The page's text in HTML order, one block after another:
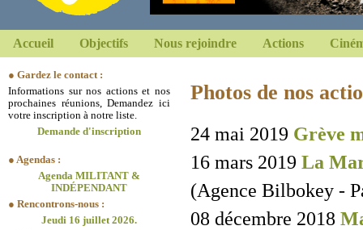
Accueil Objectifs Nous rejoindre Actions
● Gardez le contact :
Informations sur nos actions et nos
prochaines réunions, Demandez ici
votre inscription à notre liste.
Demande d'inscription
● Agendas :
Agenda MILITANT &
INDÉPENDANT
● Rencontrons-nous :
Jeudi 16 juillet 2026.
Photos de nos
24 mai 2019 Grève
16 mars 2019 La
(Agence Bilbokey -
08 décembre 2018